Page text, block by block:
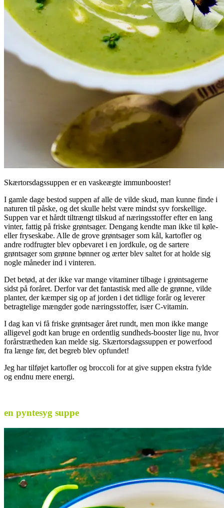
Skærtorsdagssuppen er en vaskeægte immunbooster!
I gamle dage bestod suppen af alle de vilde skud, man kunne finde i
naturen til påske, og det skulle helst være mindst syv forskellige.
Suppen var et hårdt tiltrængt tilskud af næringsstoffer efter en lang
vinter, fattig på friske grøntsager. Dengang kendte man ikke til køle-
eller fryseskabe. Alle de grove grøntsager som kål, kartofler og
andre rodfrugter blev opbevaret i en jordkule, og de sartere
grøntsager som grønne bønner og ærter blev saltet for at holde sig
nogle måneder ind i vinteren.
Det betød, at der ikke var mange vitaminer tilbage i grøntsagerne
sidst på foråret. Derfor var det fantastisk med alle de grønne, vilde
planter, der kæmper sig op af jorden i det tidlige forår og leverer
betragtelige mængder gode næringsstoffer, især C-vitamin.
I dag kan vi få friske grøntsager året rundt, men mon ikke mange
alligevel godt kan bruge en ordentlig sundheds-booster lige nu, hvor
forårstrætheden kan melde sig. Skærtorsdagssuppen er powerfood
fra længe før, det begreb blev opfundet!
Jeg har tilføjet kartofler og broccoli for at give suppen ekstra fylde
og endnu mere energi.
en pyntesyg suppe